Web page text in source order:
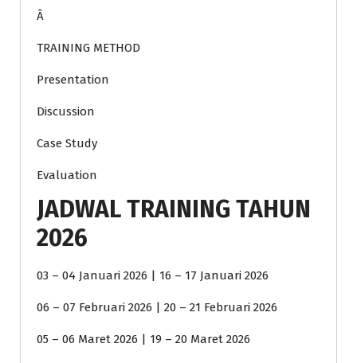
Â
TRAINING METHOD
Presentation
Discussion
Case Study
Evaluation
JADWAL TRAINING TAHUN
2026
03 – 04 Januari 2026 | 16 – 17 Januari 2026
06 – 07 Februari 2026 | 20 – 21 Februari 2026
05 – 06 Maret 2026 | 19 – 20 Maret 2026